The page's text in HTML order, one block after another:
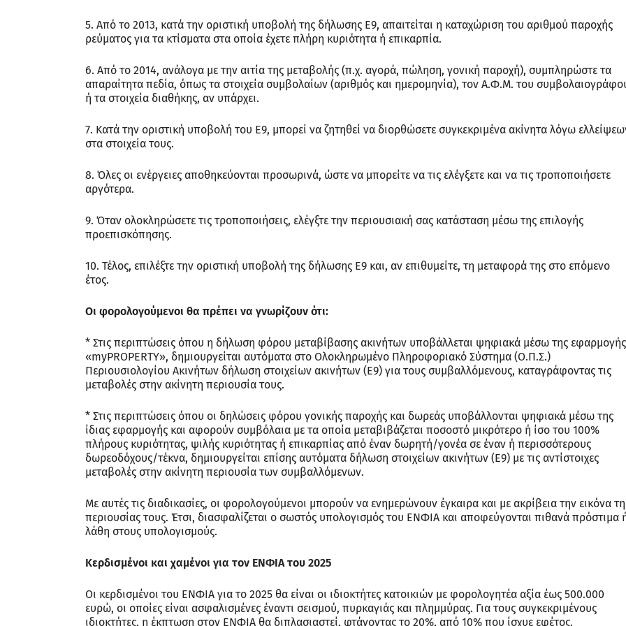
5. Από το 2013, κατά την οριστική υποβολή της δήλωσης Ε9, απαιτείται η καταχώριση του αριθμού παροχής
ρεύματος για τα κτίσματα στα οποία έχετε πλήρη κυριότητα ή επικαρπία.
6. Από το 2014, ανάλογα με την αιτία της μεταβολής (π.χ. αγορά, πώληση, γονική παροχή), συμπληρώστε τα
απαραίτητα πεδία, όπως τα στοιχεία συμβολαίων (αριθμός και ημερομηνία), τον Α.Φ.Μ. του
ή τα στοιχεία διαθήκης, αν υπάρχει.
7. Κατά την οριστική υποβολή του Ε9, μπορεί να ζητηθεί να διορθώσετε συγκεκριμένα ακίνητα λόγω
στα στοιχεία τους.
8. Όλες οι ενέργειες αποθηκεύονται προσωρινά, ώστε να μπορείτε να τις ελέγξετε και να τις τροποποιήσετε
αργότερα.
9. Όταν ολοκληρώσετε τις τροποποιήσεις, ελέγξτε την περιουσιακή σας κατάσταση μέσω της επιλογής
προεπισκόπησης.
10. Τέλος, επιλέξτε την οριστική υποβολή της δήλωσης Ε9 και, αν επιθυμείτε, τη μεταφορά της στο επόμενο
έτος.
Οι φορολογούμενοι θα πρέπει να γνωρίζουν ότι:
* Στις περιπτώσεις όπου η δήλωση φόρου μεταβίβασης ακινήτων υποβάλλεται ψηφιακά μέσω της εφαρμογής
«myPROPERTY», δημιουργείται αυτόματα στο Ολοκληρωμένο Πληροφοριακό Σύστημα (Ο.Π.Σ.)
Περιουσιολογίου Ακινήτων δήλωση στοιχείων ακινήτων (Ε9) για τους συμβαλλόμενους, καταγράφοντας τις
μεταβολές στην ακίνητη περιουσία τους.
* Στις περιπτώσεις όπου οι δηλώσεις φόρου γονικής παροχής και δωρεάς υποβάλλονται ψηφιακά μέσω της
ίδιας εφαρμογής και αφορούν συμβόλαια με τα οποία μεταβιβάζεται ποσοστό μικρότερο ή ίσο του 100%
πλήρους κυριότητας, ψιλής κυριότητας ή επικαρπίας από έναν δωρητή/γονέα σε έναν ή περισσότερους
δωρεοδόχους/τέκνα, δημιουργείται επίσης αυτόματα δήλωση στοιχείων ακινήτων (Ε9) με τις αντίστοιχες
μεταβολές στην ακίνητη περιουσία των συμβαλλόμενων.
Με αυτές τις διαδικασίες, οι φορολογούμενοι μπορούν να ενημερώνουν έγκαιρα και με ακρίβεια την εικόνα
περιουσίας τους. Έτσι, διασφαλίζεται ο σωστός υπολογισμός του ΕΝΦΙΑ και αποφεύγονται πιθανά πρόστιμα
λάθη στους υπολογισμούς.
Κερδισμένοι και χαμένοι για τον ΕΝΦΙΑ του 2025
Οι κερδισμένοι του ΕΝΦΙΑ για το 2025 θα είναι οι ιδιοκτήτες κατοικιών με φορολογητέα αξία έως 500.000
ευρώ, οι οποίες είναι ασφαλισμένες έναντι σεισμού, πυρκαγιάς και πλημμύρας. Για τους συγκεκριμένους
ιδιοκτήτες, η έκπτωση στον ΕΝΦΙΑ θα διπλασιαστεί, φτάνοντας το 20%, από 10% που ίσχυε εφέτος.